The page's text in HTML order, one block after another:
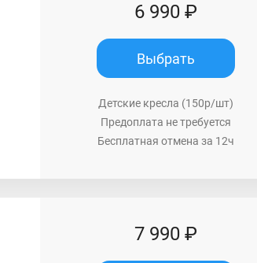
6 990 ₽
Выбрать
Детские кресла (150р/шт)
Предоплата не требуется
Бесплатная отмена за 12ч
7 990 ₽